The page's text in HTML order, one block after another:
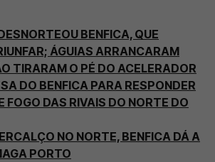
BENFICA, QUE
ÁGUIAS ARRANCARAM
TIRARAM O PÉ DO ACELERADOR
DO BENFICA PARA RESPONDER
FOGO DAS RIVAIS DO NORTE DO
NO NORTE, BENFICA DÁ A
PORTO